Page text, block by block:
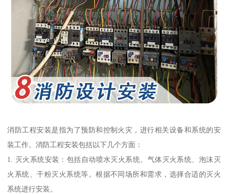
消防工程安装是指为了预防和控制火灾，进行相关设备和系统的安
装工作。消防工程安装包括以下几个方面：
1. 灭火系统安装：包括自动喷水灭火系统、气体灭火系统、泡沫灭
火系统、干粉灭火系统等。根据不同场所和需求，选择合适的灭火
系统进行安装。